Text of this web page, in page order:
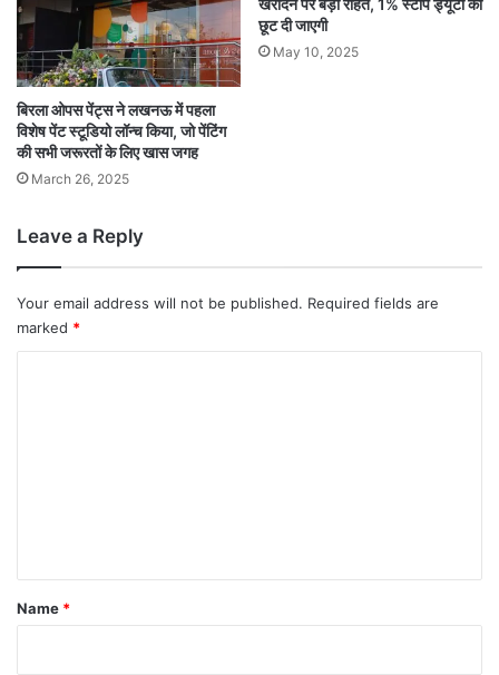
बिरला ओपस पेंट्स ने लखनऊ में पहला
विशेष पेंट स्टूडियो लॉन्च किया, जो पेंटिंग
की सभी जरूरतों के लिए खास जगह
March 26, 2025
खरीदने पर बड़ी राहत, 1% स्टांप ड्यूटी की
छूट दी जाएगी
May 10, 2025
Leave a Reply
Your email address will not be published. Required fields are
marked *
*
Name *